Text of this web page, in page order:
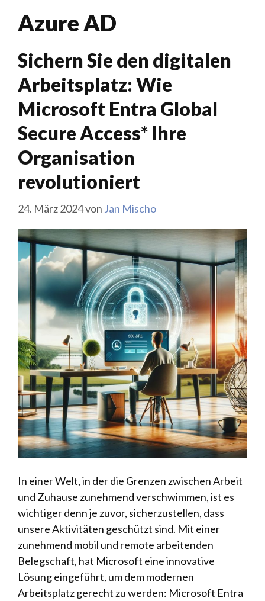
Azure AD
Sichern Sie den digitalen
Arbeitsplatz: Wie
Microsoft Entra Global
Secure Access* Ihre
Organisation
revolutioniert
24. März 2024von Jan Mischo
In einer Welt, in der die Grenzen zwischen Arbeit
und Zuhause zunehmend verschwimmen, ist es
wichtiger denn je zuvor, sicherzustellen, dass
unsere Aktivitäten geschützt sind. Mit einer
zunehmend mobil und remote arbeitenden
Belegschaft, hat Microsoft eine innovative
Lösung eingeführt, um dem modernen
Arbeitsplatz gerecht zu werden: Microsoft Entra